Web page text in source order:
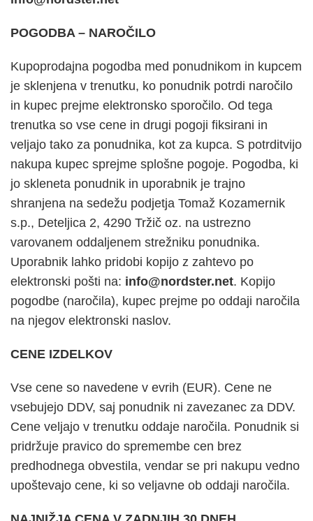
POGODBA – NAROČILO
Kupoprodajna pogodba med ponudnikom in kupcem
je sklenjena v trenutku, ko ponudnik potrdi naročilo
in kupec prejme elektronsko sporočilo. Od tega
trenutka so vse cene in drugi pogoji fiksirani in
veljajo tako za ponudnika, kot za kupca. S potrditvijo
nakupa kupec sprejme splošne pogoje. Pogodba, ki
jo skleneta ponudnik in uporabnik je trajno
shranjena na sedežu podjetja Tomaž Kozamernik
s.p., Deteljica 2, 4290 Tržič oz. na ustrezno
varovanem oddaljenem strežniku ponudnika.
Uporabnik lahko pridobi kopijo z zahtevo po
elektronski pošti na: info@nordster.net. Kopijo
pogodbe (naročila), kupec prejme po oddaji naročila
na njegov elektronski naslov.
CENE IZDELKOV
Vse cene so navedene v evrih (EUR). Cene ne
vsebujejo DDV, saj ponudnik ni zavezanec za DDV.
Cene veljajo v trenutku oddaje naročila. Ponudnik si
pridržuje pravico do spremembe cen brez
predhodnega obvestila, vendar se pri nakupu vedno
upoštevajo cene, ki so veljavne ob oddaji naročila.